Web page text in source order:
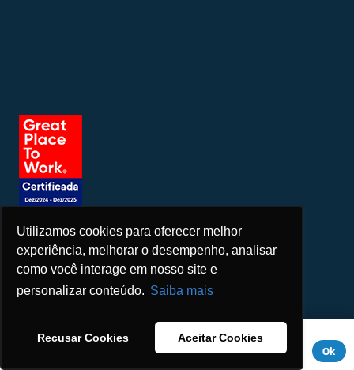
Utilizamos cookies para oferecer melhor
experiência, melhorar o desempenho, analisar
como você interage em nosso site e
personalizar conteúdo. Saiba mais
Recusar Cookies Aceitar Cookies
Seja um patrocinador
Este site usa cookies para melhorar sua experiência. Se você
continuar a usar este site, você concorda com ele.Aviso de
Ok